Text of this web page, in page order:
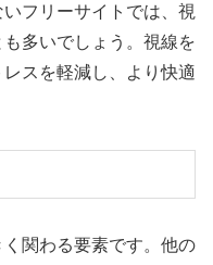
フリーサイトでは、視
多いでしょう。視線を
スを軽減し、より快適
関わる要素です。他の